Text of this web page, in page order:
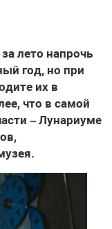
лето напрочь
год, но при
их в
что в самой
– Лунариуме